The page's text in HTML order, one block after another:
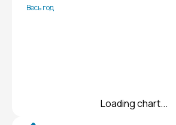
Весь год
Loading chart...